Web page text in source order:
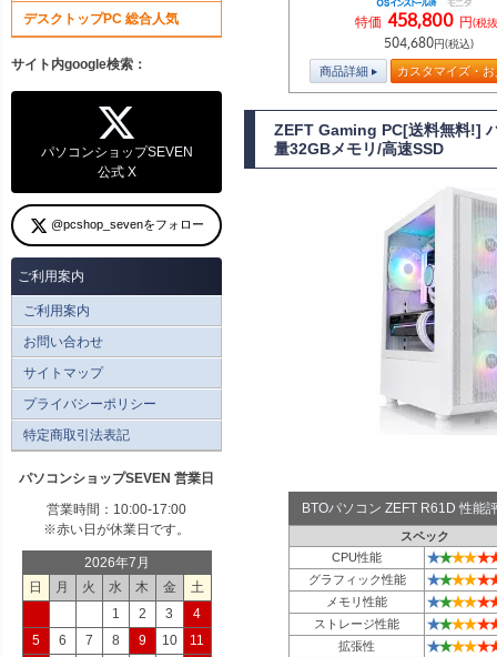
特価 458,800 円(税
504,680円(税込)
商品詳細 カスタマイズ・
ZEFT Gaming PC[送料無料!]
量32GBメモリ/高速SSD
BTOパソコン ZEFT R61D 性能
スペック
CPU性能
★★★★★
グラフィック性能 ★★★★★
メモリ性能 ★★★★★
ストレージ性能 ★★★★★
拡張性 ★★★★★
デスクトップPC 総合人気
サイト内google検索：
パソコンショップSEVEN
公式 X
@pcshop_sevenをフォロー
ご利用案内
ご利用案内
お問い合わせ
サイトマップ
プライバシーポリシー
特定商取引法表記
パソコンショップSEVEN 営業日
営業時間：10:00-17:00
※赤い日が休業日です。
2026年7月
日
月 火 水 木 金
土
1
2 3
4
5
6 7 8 9 10
11